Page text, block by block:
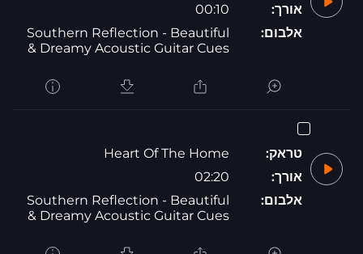
אורך:
00:10
אלבום:
Southern Reflection - Beautiful
& Dreamy Acoustic Guitar Cues
טראק:
Heart Of The Home
אורך:
02:20
אלבום:
Southern Reflection - Beautiful
& Dreamy Acoustic Guitar Cues